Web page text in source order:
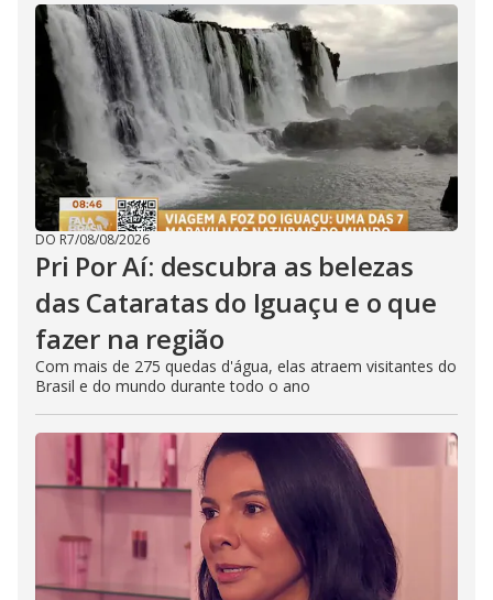
DO R7/08/08/2026
Pri Por Aí: descubra as belezas
das Cataratas do Iguaçu e o que
fazer na região
Com mais de 275 quedas d'água, elas atraem visitantes do
Brasil e do mundo durante todo o ano